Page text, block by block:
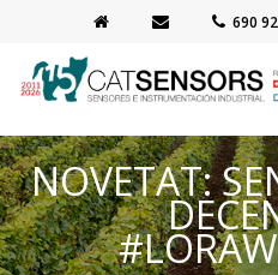
‭690
NOVETAT: